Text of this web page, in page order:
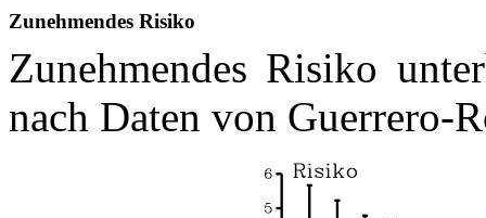
Zunehmendes Risiko
Zunehmendes Risiko
nach Daten von Guerrero-